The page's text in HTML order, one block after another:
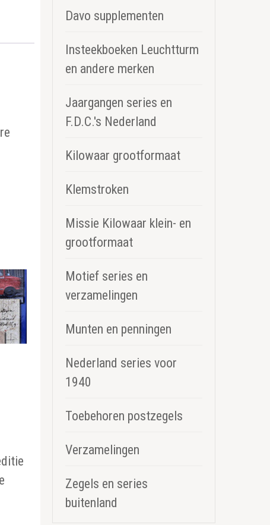
Davo supplementen
Insteekboeken Leuchtturm
en andere merken
Jaargangen series en
F.D.C.'s Nederland
Kilowaar grootformaat
Klemstroken
Missie Kilowaar klein- en
grootformaat
Motief series en
verzamelingen
Munten en penningen
Nederland series voor
1940
Toebehoren postzegels
Verzamelingen
Zegels en series
buitenland